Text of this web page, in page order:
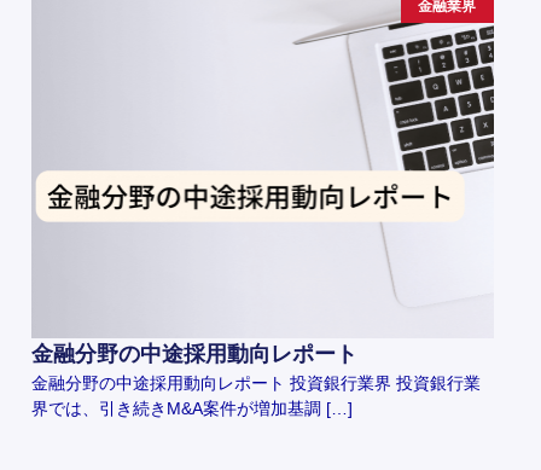
金融業界
金融分野の中途採用動向レポート
金融分野の中途採用動向レポート 投資銀行業界 投資銀行業
界では、引き続きM&A案件が増加基調 […]